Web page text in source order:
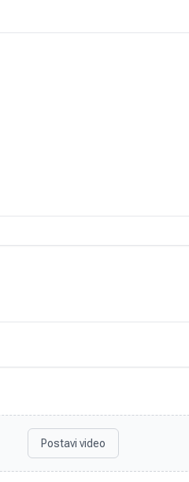
Postavi video